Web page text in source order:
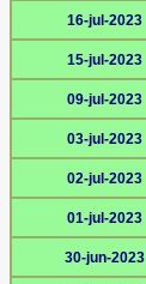
16-jul-2023
15-jul-2023
09-jul-2023
03-jul-2023
02-jul-2023
01-jul-2023
30-jun-2023